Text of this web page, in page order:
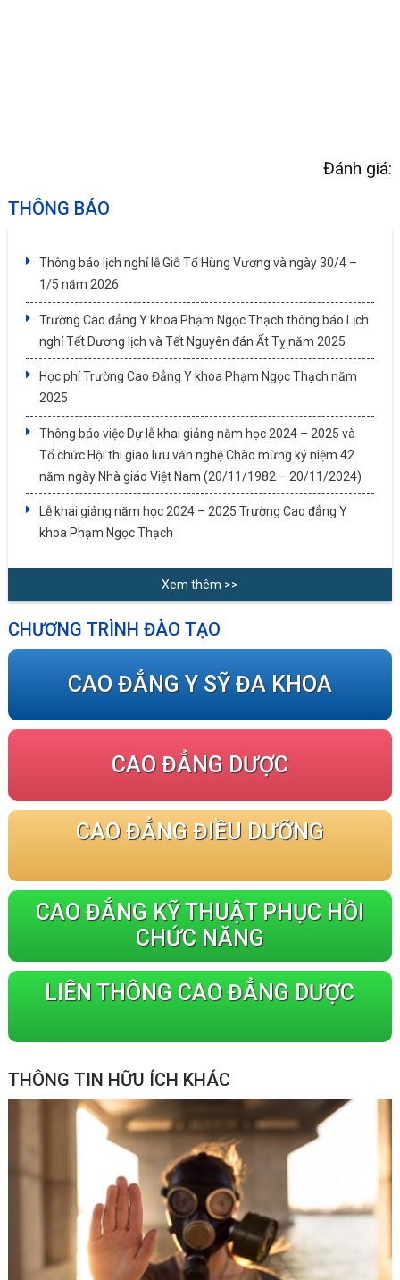
Đánh giá:
THÔNG BÁO
Thông báo lịch nghỉ lễ Giỗ Tổ Hùng Vương và ngày 30/4 –
1/5 năm 2026
Trường Cao đẳng Y khoa Phạm Ngọc Thạch thông báo Lịch
nghỉ Tết Dương lịch và Tết Nguyên đán Ất Tỵ năm 2025
Học phí Trường Cao Đẳng Y khoa Phạm Ngọc Thạch năm
2025
Thông báo việc Dự lễ khai giảng năm học 2024 – 2025 và
Tổ chức Hội thi giao lưu văn nghệ Chào mừng kỷ niệm 42
năm ngày Nhà giáo Việt Nam (20/11/1982 – 20/11/2024)
Lễ khai giảng năm học 2024 – 2025 Trường Cao đẳng Y
khoa Phạm Ngọc Thạch
Xem thêm >>
CHƯƠNG TRÌNH ĐÀO TẠO
CAO ĐẲNG Y SỸ ĐA KHOA
CAO ĐẲNG DƯỢC
CAO ĐẲNG ĐIỀU DƯỠNG
CAO ĐẲNG KỸ THUẬT PHỤC HỒI
CHỨC NĂNG
LIÊN THÔNG CAO ĐẲNG DƯỢC
THÔNG TIN HỮU ÍCH KHÁC